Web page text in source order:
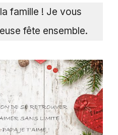
famille ! Je vous
fête ensemble.